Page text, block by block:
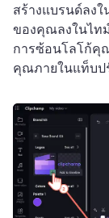
สร้างแบรนด์ลง
ของคุณลงในไท
การซ้อนโลโก้คุ
คุณภายในแท็บป